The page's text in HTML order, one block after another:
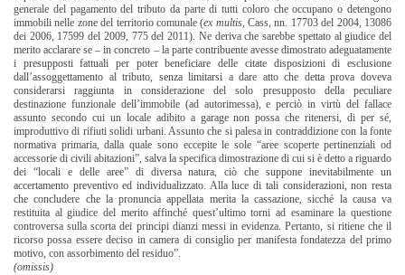
generale del pagamento del tributo da parte di tutti coloro che occupano o detengono
immobili nelle zone del territorio comunale (ex multis, Cass, nn. 17703 del 2004, 13086
dei 2006, 17599 del 2009, 775 del 2011). Ne deriva che sarebbe spettato al giudice del
merito acclarare se – in concreto – la parte contribuente avesse dimostrato adeguatamente
i presupposti fattuali per poter beneficiare delle citate disposizioni di esclusione
dall’assoggettamento al tributo, senza limitarsi a dare atto che detta prova doveva
considerarsi raggiunta in considerazione del solo presupposto della peculiare
destinazione funzionale dell’immobile (ad autorimessa), e perciò in virtù del fallace
assunto secondo cui un locale adibito a garage non possa che ritenersi, di per sé,
improduttivo di rifiuti solidi urbani. Assunto che si palesa in contraddizione con la fonte
normativa primaria, dalla quale sono eccepite le sole “aree scoperte pertinenziali od
accessorie di civili abitazioni”, salva la specifica dimostrazione di cui si è detto a riguardo
dei “locali e delle aree” di diversa natura, ciò che suppone inevitabilmente un
accertamento preventivo ed individualizzato. Alla luce di tali considerazioni, non resta
che concludere che la pronuncia appellata merita la cassazione, sicché la causa va
restituita al giudice del merito affinché quest’ultimo torni ad esaminare la questione
controversa sulla scorta dei principi dianzi messi in evidenza. Pertanto, si ritiene che il
ricorso possa essere deciso in camera di consiglio per manifesta fondatezza del primo
motivo, con assorbimento del residuo”.
(omissis)